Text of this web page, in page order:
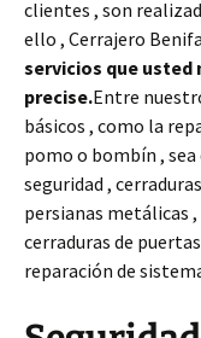
clientes , son
ello , Cerrajero
servicios que usted
precise.Entre
básicos , como la
pomo o bombín ,
seguridad ,
persianas metálicas
cerraduras de
reparación de